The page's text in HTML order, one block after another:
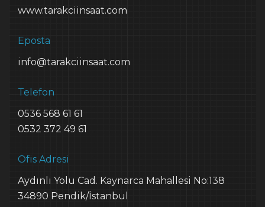
www.tarakciinsaat.com
Eposta
info@tarakciinsaat.com
Telefon
0536 568 61 61
0532 372 49 61
Ofis Adresi
Aydınlı Yolu Cad. Kaynarca Mahallesi No:138
34890 Pendik/İstanbul